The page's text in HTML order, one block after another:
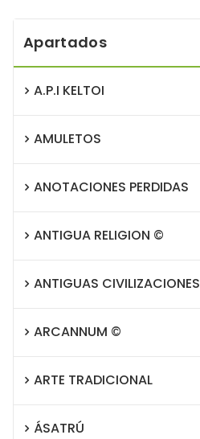
Apartados
A.P.I KELTOI
AMULETOS
ANOTACIONES PERDIDAS
ANTIGUA RELIGION ©
ANTIGUAS CIVILIZACIONES
ARCANNUM ©
ARTE TRADICIONAL
ÁSATRÚ